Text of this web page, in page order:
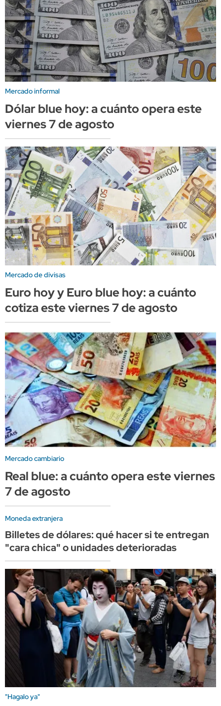
Mercado informal
Dólar blue hoy: a cuánto opera este
viernes 7 de agosto
Mercado de divisas
Euro hoy y Euro blue hoy: a cuánto
cotiza este viernes 7 de agosto
Mercado cambiario
Real blue: a cuánto opera este viernes
7 de agosto
Moneda extranjera
Billetes de dólares: qué hacer si te entregan
"cara chica" o unidades deterioradas
"Hagalo ya"